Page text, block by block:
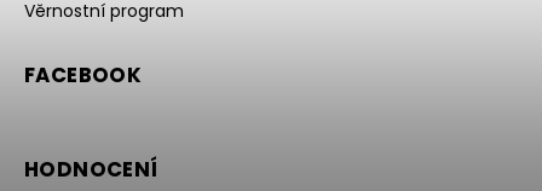
Věrnostní program
FACEBOOK
HODNOCENÍ